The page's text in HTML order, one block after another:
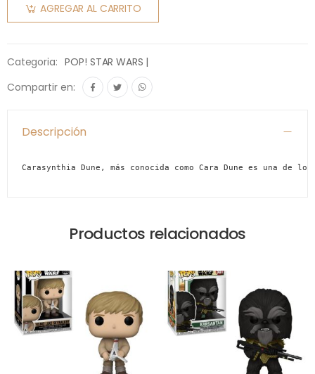
AGREGAR AL CARRITO
Categoria: POP! STAR WARS |
Compartir en:
Descripción
Carasynthia Dune, más conocida como Cara Dune es una
Productos relacionados